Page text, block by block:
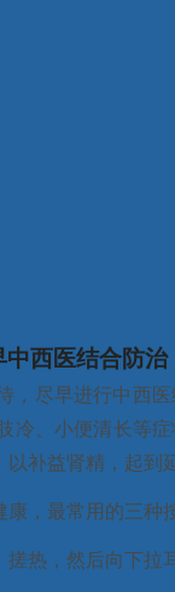
中西医结合防治
尽早进行中西
、小便清长等
补益肾精，起到
，最常用的三种
热，然后向下拉